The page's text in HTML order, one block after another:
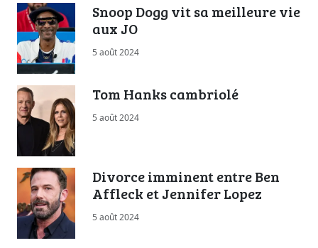
Snoop Dogg vit sa meilleure vie
aux JO
5 août 2024
Tom Hanks cambriolé
5 août 2024
Divorce imminent entre Ben
Affleck et Jennifer Lopez
5 août 2024